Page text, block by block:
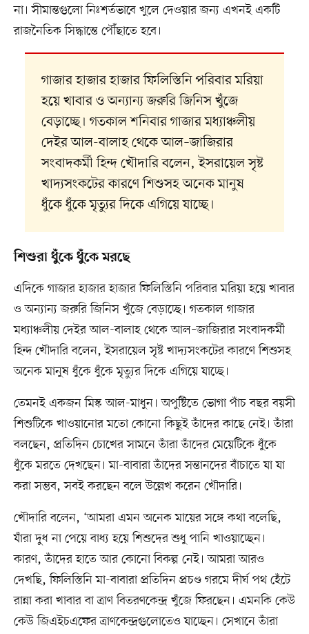
না। সীমান্তগুলো নিঃশর্তভাবে খুলে দেওয়ার জন্য এখনই একটি
রাজনৈতিক সিদ্ধান্তে পৌঁছাতে হবে।
গাজার হাজার হাজার ফিলিস্তিনি পরিবার মরিয়া
হয়ে খাবার ও অন্যান্য জরুরি জিনিস খুঁজে
বেড়াচ্ছে। গতকাল শনিবার গাজার মধ্যাঞ্চলীয়
দেইর আল-বালাহ থেকে আল–জাজিরার
সংবাদকর্মী হিন্দ খৌদারি বলেন, ইসরায়েল সৃষ্ট
খাদ্যসংকটের কারণে শিশুসহ অনেক মানুষ
ধুঁকে ধুঁকে মৃত্যুর দিকে এগিয়ে যাচ্ছে।
শিশুরা ধুঁকে ধুঁকে মরছে
এদিকে গাজার হাজার হাজার ফিলিস্তিনি পরিবার মরিয়া হয়ে খাবার
ও অন্যান্য জরুরি জিনিস খুঁজে বেড়াচ্ছে। গতকাল গাজার
মধ্যাঞ্চলীয় দেইর আল-বালাহ থেকে আল–জাজিরার সংবাদকর্মী
হিন্দ খৌদারি বলেন, ইসরায়েল সৃষ্ট খাদ্যসংকটের কারণে শিশুসহ
অনেক মানুষ ধুঁকে ধুঁকে মৃত্যুর দিকে এগিয়ে যাচ্ছে।
তেমনই একজন মিস্ক আল-মাধুন। অপুষ্টিতে ভোগা পাঁচ বছর বয়সী
শিশুটিকে খাওয়ানোর মতো কোনো কিছুই তাঁদের কাছে নেই। তাঁরা
বলছেন, প্রতিদিন চোখের সামনে তাঁরা তাঁদের মেয়েটিকে ধুঁকে
ধুঁকে মরতে দেখছেন। মা-বাবারা তাঁদের সন্তানদের বাঁচাতে যা যা
করা সম্ভব, সবই করছেন বলে উল্লেখ করেন খৌদারি।
খৌদারি বলেন, ‘আমরা এমন অনেক মায়ের সঙ্গে কথা বলেছি,
যাঁরা দুধ না পেয়ে বাধ্য হয়ে শিশুদের শুধু পানি খাওয়াচ্ছেন।
কারণ, তাঁদের হাতে আর কোনো বিকল্প নেই। আমরা আরও
দেখছি, ফিলিস্তিনি মা-বাবারা প্রতিদিন প্রচণ্ড গরমে দীর্ঘ পথ হেঁটে
রান্না করা খাবার বা ত্রাণ বিতরণকেন্দ্র খুঁজে ফিরছেন। এমনকি কেউ
কেউ জিএইচএফের ত্রাণকেন্দ্রগুলোতেও যাচ্ছেন। সেখানে তাঁরা